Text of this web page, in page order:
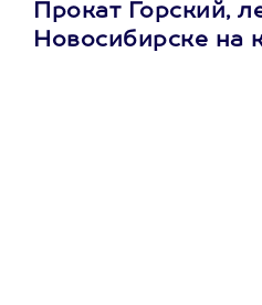
Прокат Горский,
Новосибирске на